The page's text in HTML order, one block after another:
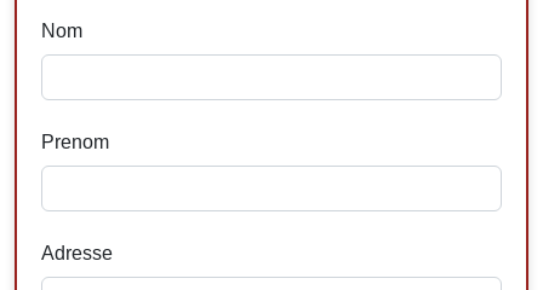
Nom
Prenom
Adresse